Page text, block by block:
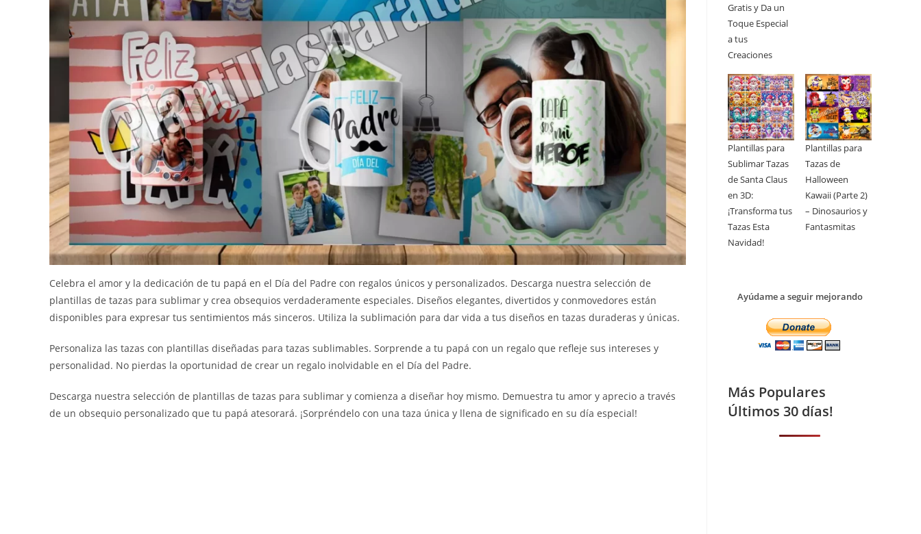
Celebra el amor y la dedicación de tu papá en el Día del Padre con regalos únicos y personalizados. Descarga nuestra selección de
plantillas de tazas para sublimar y crea obsequios verdaderamente especiales. Diseños elegantes, divertidos y conmovedores están
disponibles para expresar tus sentimientos más sinceros. Utiliza la sublimación para dar vida a tus diseños en tazas duraderas y únicas.
Personaliza las tazas con plantillas diseñadas para tazas sublimables. Sorprende a tu papá con un regalo que refleje sus intereses y
personalidad. No pierdas la oportunidad de crear un regalo inolvidable en el Día del Padre.
Descarga nuestra selección de plantillas de tazas para sublimar y comienza a diseñar hoy mismo. Demuestra tu amor y aprecio a través
de un obsequio personalizado que tu papá atesorará. ¡Sorpréndelo con una taza única y llena de significado en su día especial!
Gratis y Da un
Toque Especial
a tus
Creaciones
Plantillas para
Sublimar Tazas
de Santa Claus
en 3D:
¡Transforma tus
Tazas Esta
Navidad!
Plantillas para
Tazas de
Halloween
Kawaii (Parte 2)
– Dinosaurios y
Fantasmitas
Ayúdame a seguir mejorando
Más Populares
Últimos 30 días!